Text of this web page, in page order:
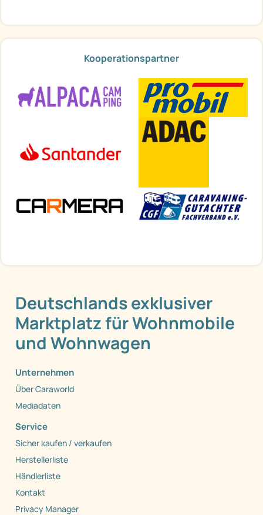
Kooperationspartner
Deutschlands exklusiver
Marktplatz für Wohnmobile
und Wohnwagen
Unternehmen
Über Caraworld
Mediadaten
Service
Sicher kaufen / verkaufen
Herstellerliste
Händlerliste
Kontakt
Privacy Manager